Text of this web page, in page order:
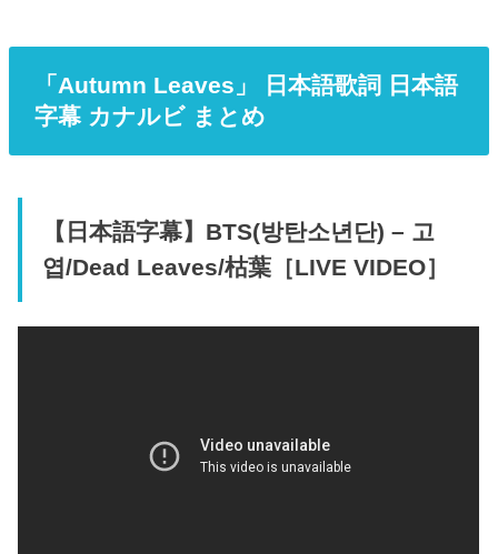
「Autumn Leaves」 日本語歌詞 日本語
字幕 カナルビ まとめ
【日本語字幕】BTS(방탄소년단) – 고
엽/Dead Leaves/枯葉［LIVE VIDEO］